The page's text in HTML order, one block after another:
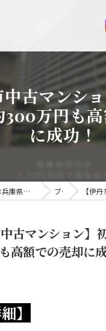
中古マンシ
300万円も
に成功！
不動産売却は兵庫県伊丹市の株式会社アークエステート ブログ 【伊丹市中古
中古マンション】
高額での売却に
】